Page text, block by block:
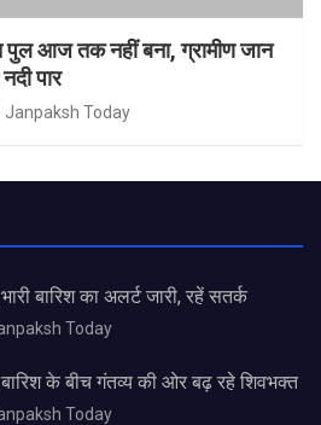
आज तक नहीं बना, ग्रामीण जान
पार
Janpaksh Today
बारिश का अलर्ट जारी, रहें सतर्क
Today
के बीच गंतव्य की ओर बढ़ रहे शिवभक्त
Today